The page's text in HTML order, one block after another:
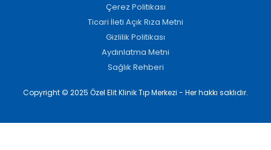
Çerez Politikası
Ticari İleti Açık Rıza Metni
Gizlilik Politikası
Aydınlatma Metni
Sağlık Rehberi
Copyright © 2025 Özel Elit Klinik Tıp Merkezi - Her hakkı saklıdır.